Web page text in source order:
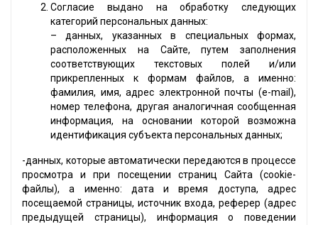
Согласие выдано на обработку следующих
категорий персональных данных:
– данных, указанных в специальных формах,
расположенных на Сайте, путем заполнения
соответствующих текстовых полей и/или
прикрепленных к формам файлов, а именно:
фамилия, имя, адрес электронной почты (e-mail),
номер телефона, другая аналогичная сообщенная
информация, на основании которой возможна
идентификация субъекта персональных данных;
-данных, которые автоматически передаются в процессе
просмотра и при посещении страниц Сайта (cookie-
файлы), а именно: дата и время доступа, адрес
посещаемой страницы, источник входа, реферер (адрес
предыдущей страницы), информация о поведении